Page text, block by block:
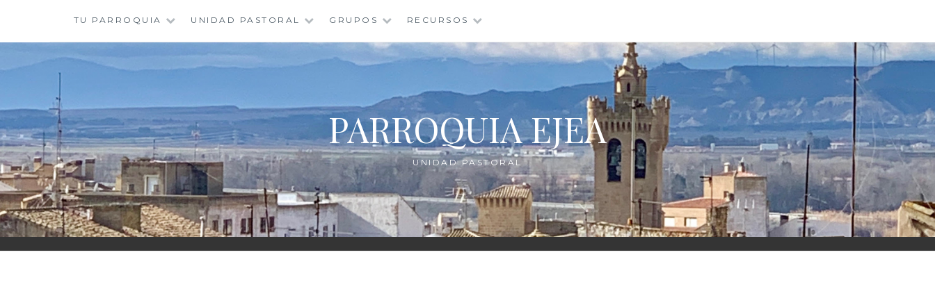
contenido
TU PARROQUIA UNIDAD PASTORAL GRUPOS RECURSOS
PARROQUIA EJEA
UNIDAD PASTORAL